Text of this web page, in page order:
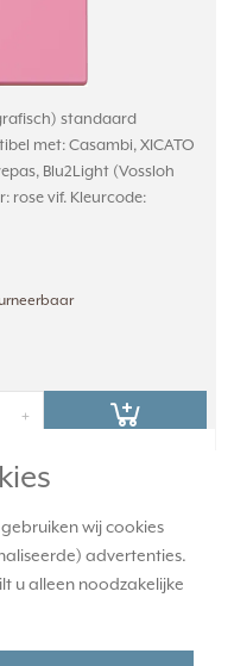
wij cookies
advertenties.
u alleen noodzakelijke
standaard
met: Casambi, XICATO
Blu2Light (Vossloh
rose vif. Kleurcode:
+